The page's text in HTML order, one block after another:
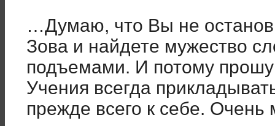
…Думаю, что Вы не
Зова и найдете мужество
подъемами. И потому прошу
Учения всегда
прежде всего к себе.